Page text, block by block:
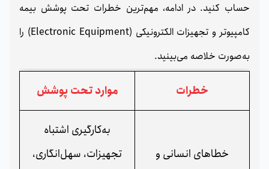
حساب کنید. در ادامه، مهم‌ترین خطرات تحت پوشش بیمه
کامپیوتر و تجهیزات الکترونیکی (Electronic Equipment) را
به‌صورت خلاصه می‌بینید.
خطرات موارد تحت پوشش
خطاهای انسانی و
به‌کارگیری اشتباه
تجهیزات، سهل‌انگاری،